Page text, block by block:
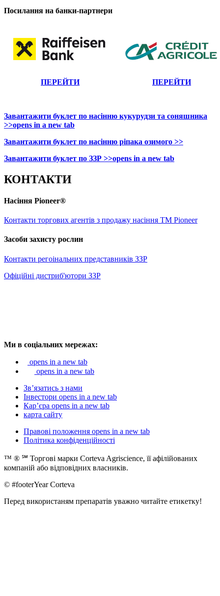
Посилання на банки-партнери
ПЕРЕЙТИ ПЕРЕЙТИ
Завантажити буклет по насінню кукурудзи та соняшника
>>opens in a new tab
Завантажити буклет по насінню ріпака озимого >>
Завантажити буклет по ЗЗР >>opens in a new tab
КОНТАКТИ
Насіння Pioneer®
Контакти торгових агентів з продажу насіння ТМ Pioneer
Засоби захисту рослин
Контакти регоінальних представників ЗЗР
Офіційні дистриб'ютори ЗЗР
Ми в соціальних мережах:
opens in a new tab
opens in a new tab
Зв’язатись з нами
Інвестори opens in a new tab
Кар’єра opens in a new tab
карта сайту
Правові положення opens in a new tab
Політика конфіденційності
™ ® ℠ Торгові марки Corteva Agriscience, її афілійованих
компаній або відповідних власників.
© #footerYear Corteva
Перед використаням препаратів уважно читайте етикетку!